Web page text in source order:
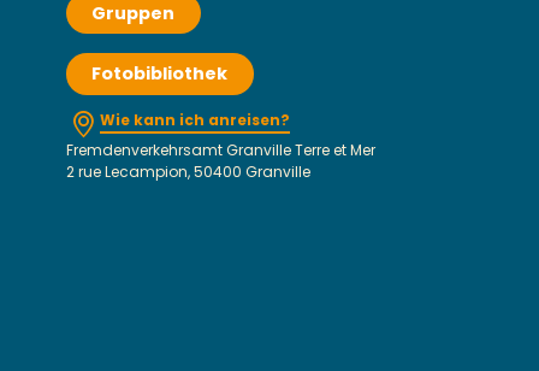
Gruppen
Fotobibliothek
Wie kann ich anreisen?
Fremdenverkehrsamt Granville Terre et Mer
2 rue Lecampion, 50400 Granville